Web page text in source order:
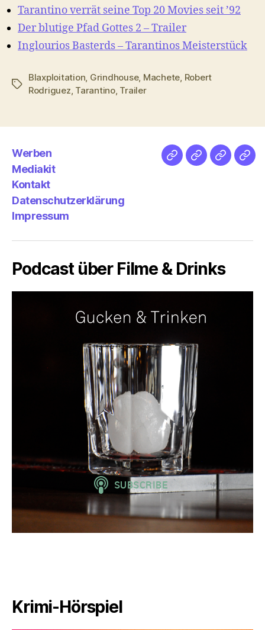
Tarantino verrät seine Top 20 Movies seit ’92
Der blutige Pfad Gottes 2 – Trailer
Inglourios Basterds – Tarantinos Meisterstück
Schlagwörter
Blaxploitation, Grindhouse, Machete, Robert
Rodriguez, Tarantino, Trailer
Werben
Mediakit
Kontakt
Datenschutzerklärung
Impressum
NetzMedien
Podcast über Filme & Drinks
Krimi-Hörspiel